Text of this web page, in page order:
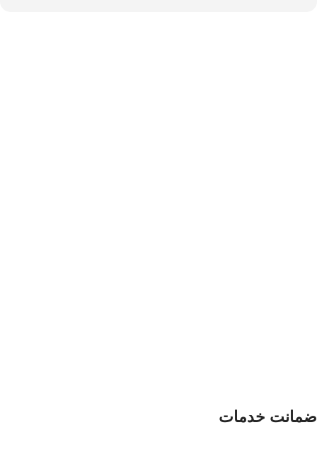
ضمانت خدمات